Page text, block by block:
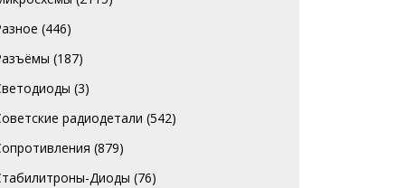
(446)
(187)
(3)
радиодетали (542)
(879)
Диоды (76)